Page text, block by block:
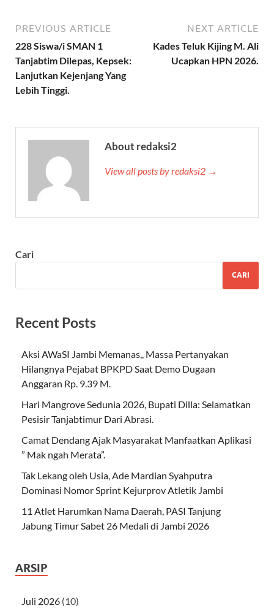
PREVIOUS ARTICLE
228 Siswa/i SMAN 1
Tanjabtim Dilepas, Kepsek:
Lanjutkan Kejenjang Yang
Lebih Tinggi.
NEXT ARTICLE
Kades Teluk Kijing M. Ali
Ucapkan HPN 2026.
About redaksi2
View all posts by redaksi2 →
Cari
CARI
Recent Posts
Aksi AWaSI Jambi Memanas,, Massa Pertanyakan
Hilangnya Pejabat BPKPD Saat Demo Dugaan
Anggaran Rp. 9.39 M.
Hari Mangrove Sedunia 2026, Bupati Dilla: Selamatkan
Pesisir Tanjabtimur Dari Abrasi.
Camat Dendang Ajak Masyarakat Manfaatkan Aplikasi
” Mak ngah Merata”.
Tak Lekang oleh Usia, Ade Mardian Syahputra
Dominasi Nomor Sprint Kejurprov Atletik Jambi
11 Atlet Harumkan Nama Daerah, PASI Tanjung
Jabung Timur Sabet 26 Medali di Jambi 2026
ARSIP
Juli 2026 (10)